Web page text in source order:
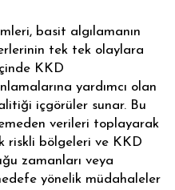
basit algılamanın
tek tek olaylara
KKD
yardımcı olan
içgörüler sunar. Bu
verileri toplayarak
riskli bölgeleri ve KKD
zamanları veya
yönelik müdahaleler